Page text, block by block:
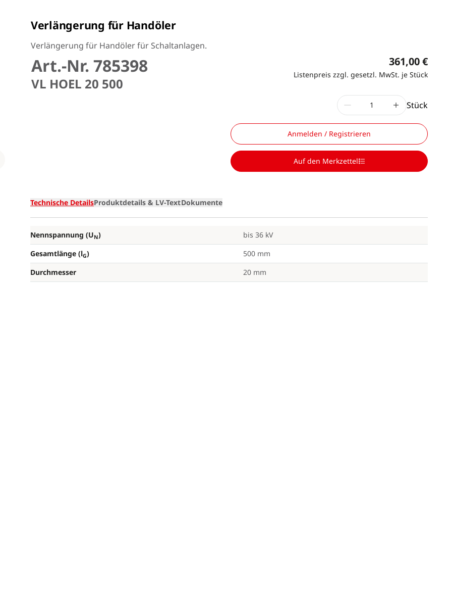
Verlängerung für Handöler
Verlängerung für Handöler für Schaltanlagen.
Art.-Nr. 785398
VL HOEL 20 500
361,00 €
Listenpreis zzgl. gesetzl. MwSt. je Stück
Stück
Anmelden / Registrieren
Auf den Merkzettel
Technische DetailsProduktdetails & LV-TextDokumente
Nennspannung (UN)
bis 36 kV
Gesamtlänge (lG)
500 mm
Durchmesser
20 mm